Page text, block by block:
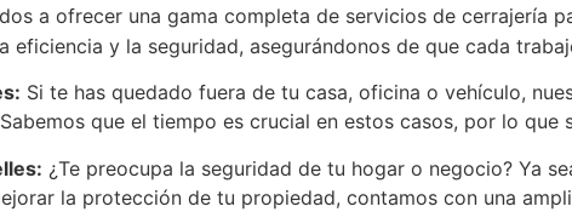
a ofrecer una gama completa de servicios de cerrajería
eficiencia y la seguridad, asegurándonos de que cada
Si te has quedado fuera de tu casa, oficina o vehículo,
que el tiempo es crucial en estos casos, por lo
¿Te preocupa la seguridad de tu hogar o negocio? Ya
la protección de tu propiedad, contamos con una